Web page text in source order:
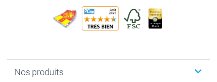
Nos produits